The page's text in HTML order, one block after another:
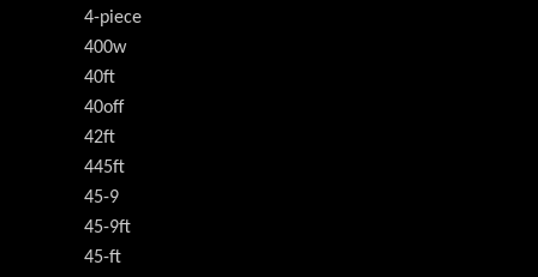
4-piece
400w
40ft
40off
42ft
445ft
45-9
45-9ft
45-ft